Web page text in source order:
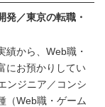
発／東京の転職・
績から、Web職・
にお預かりしてい
ンジニア／コンシ
（Web職・ゲーム